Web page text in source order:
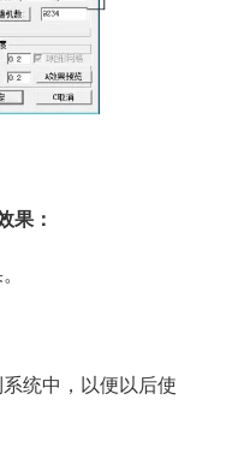
果：
统中，以便以后使